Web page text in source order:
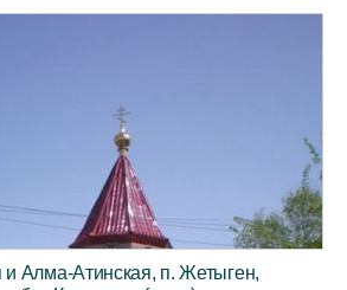
и Алма-Атинская, п. Жетыген,